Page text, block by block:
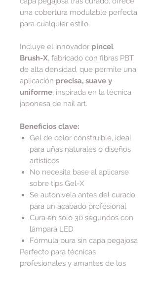
una cobertura modulable perfecta
para cualquier estilo.
Incluye el innovador pincel
Brush-X, fabricado con fibras PBT
de alta densidad, que permite una
aplicación precisa, suave y
uniforme, inspirada en la técnica
japonesa de nail art.
Beneficios clave:
Gel de color construible, ideal
para uñas naturales o diseños
artísticos
No necesita base al aplicarse
sobre tips Gel-X
Se autonivela antes del curado
para un acabado profesional
Cura en solo 30 segundos con
lámpara LED
Fórmula pura sin capa pegajosa
Perfecto para técnicas
profesionales y amantes de los